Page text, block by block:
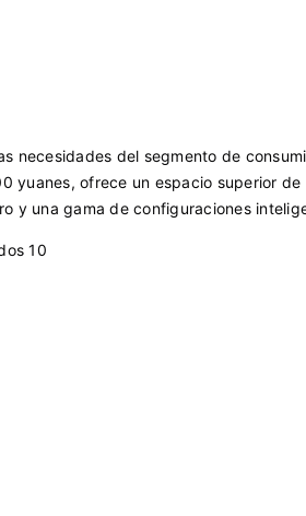
necesidades del segmento de
yuanes, ofrece un espacio superior de
y una gama de configuraciones